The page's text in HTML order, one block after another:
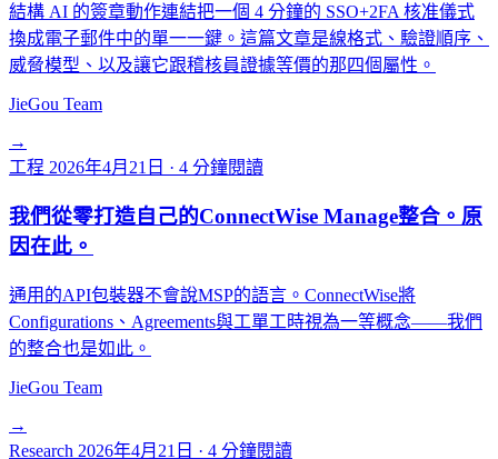
結構 AI 的簽章動作連結把一個 4 分鐘的 SSO+2FA 核准儀式
換成電子郵件中的單一一鍵。這篇文章是線格式、驗證順序、
威脅模型、以及讓它跟稽核員證據等價的那四個屬性。
JieGou Team
→
工程 2026年4月21日 · 4 分鐘閱讀
我們從零打造自己的ConnectWise Manage整合。原
因在此。
通用的API包裝器不會說MSP的語言。ConnectWise將
Configurations、Agreements與工單工時視為一等概念——我們
的整合也是如此。
JieGou Team
→
Research 2026年4月21日 · 4 分鐘閱讀